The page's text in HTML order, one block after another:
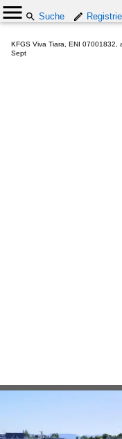
Suche
KFGS Viva Tiara, ENI 07001832,
Sept